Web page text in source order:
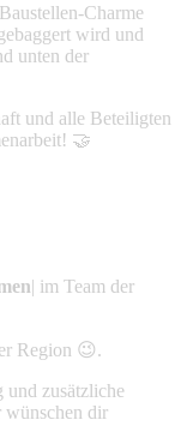
Charme
wird und
unten der
und alle Beteiligten
🤝
| im Team der
Region 😉.
und zusätzliche
wünschen dir